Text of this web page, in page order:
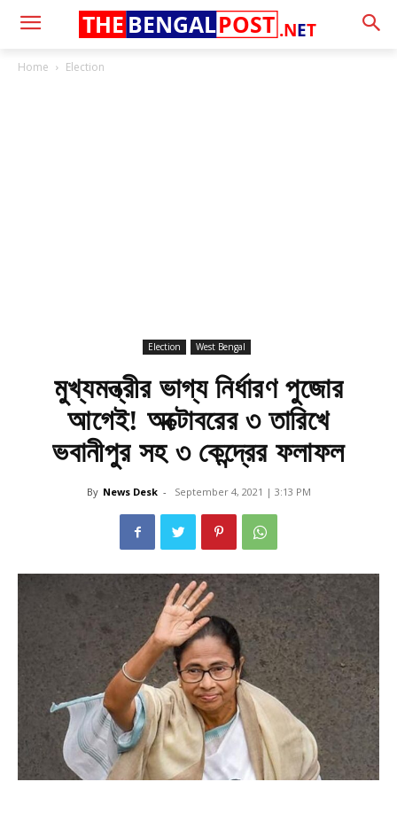
.NET
THE BENGALPOST
Home Election
Election West Bengal
মুখ্যমন্ত্রীর ভাগ্য নির্ধারণ পুজোর
আগেই! অক্টোবরের ৩ তারিখে
ভবানীপুর সহ ৩ কেন্দ্রের ফলাফল
By News Desk - September 4, 2021 | 3:13 PM